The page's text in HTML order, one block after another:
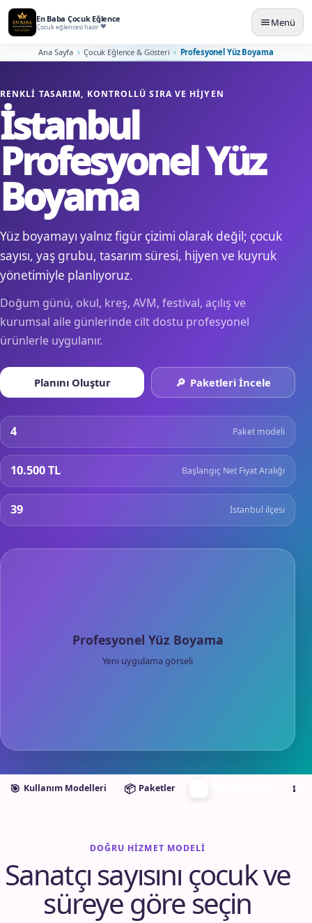
En Baba Çocuk Eğlence
Çocuk eğlencesi hazır Menü
Ana Sayfa Çocuk Eğlence & Gösteri Profesyonel Yüz Boyama
RENKLI TASARIM, KONTROLLÜ SIRA VE HIJYEN
İstanbul
Profesyonel Yüz
Boyama
Yüz boyamayı yalnız figür çizimi olarak değil; çocuk
sayısı, yaş grubu, tasarım süresi, hijyen ve kuyruk
yönetimiyle planlıyoruz.
Doğum günü, okul, kreş, AVM, festival, açılış ve
kurumsal aile günlerinde cilt dostu profesyonel
ürünlerle uygulanır.
Planını Oluştur Paketleri İncele
4 Paket modeli
10.500 TL Başlangıç Net Fiyat Aralığı
39 İstanbul ilçesi
Profesyonel Yüz Boyama
Yeni uygulama görseli
🎯 Kullanım Modelleri 📦 Paketler 🧩
DOĞRU HIZMET MODELI
Sanatçı sayısını çocuk ve
süreye göre seçin